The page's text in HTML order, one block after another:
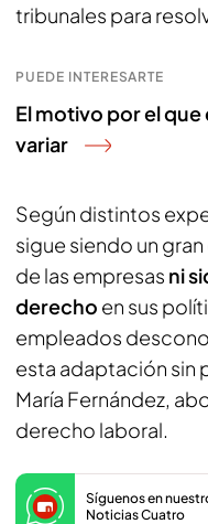
tribunales para
PUEDE INTERESARTE
El motivo por el que
variar
Según distintos
sigue siendo un
de las empresas ni
derecho en sus
empleados
esta adaptación sin
María Fernández,
derecho laboral.
Síguenos en
Noticias Cuatro